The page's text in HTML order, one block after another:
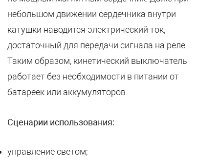
небольшом движении сердечника внутри
катушки наводится электрический ток,
достаточный для передачи сигнала на реле.
Таким образом, кинетический выключатель
работает без необходимости в питании от
батареек или аккумуляторов.
Сценарии использования:
управление светом;